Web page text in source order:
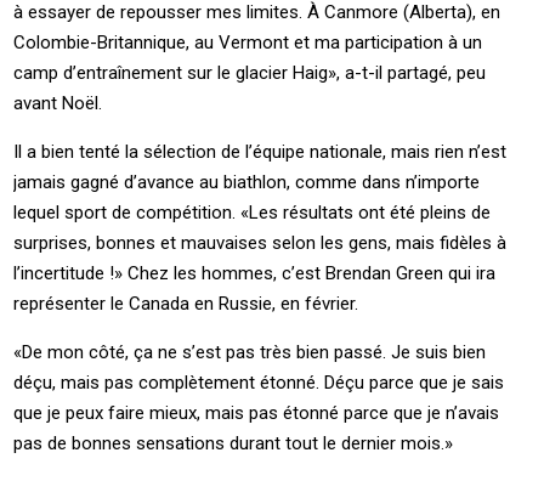
à essayer de repousser mes limites. À Canmore (Alberta), en
Colombie-Britannique, au Vermont et ma participation à un
camp d’entraînement sur le glacier Haig», a-t-il partagé, peu
avant Noël.
Il a bien tenté la sélection de l’équipe nationale, mais rien n’est
jamais gagné d’avance au biathlon, comme dans n’importe
lequel sport de compétition. «Les résultats ont été pleins de
surprises, bonnes et mauvaises selon les gens, mais fidèles à
l’incertitude !» Chez les hommes, c’est Brendan Green qui ira
représenter le Canada en Russie, en février.
«De mon côté, ça ne s’est pas très bien passé. Je suis bien
déçu, mais pas complètement étonné. Déçu parce que je sais
que je peux faire mieux, mais pas étonné parce que je n’avais
pas de bonnes sensations durant tout le dernier mois.»